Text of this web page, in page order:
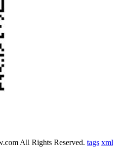
All Rights Reserved. tags xml